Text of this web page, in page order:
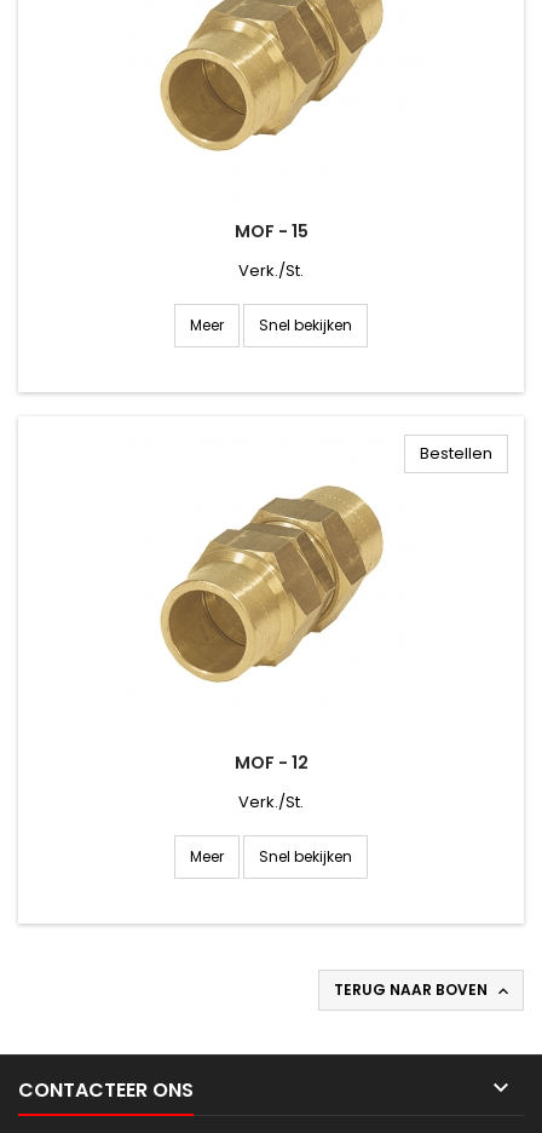
MOF - 15
Verk./St.
Meer Snel bekijken
MOF - 12
Verk./St.
Meer Snel bekijken
Bestellen
TERUG NAAR BOVEN 
CONTACTEER ONS 